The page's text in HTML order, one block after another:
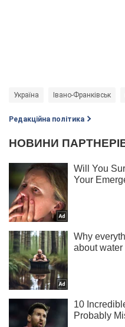
Україна Івано-Франківськ
Редакційна політика